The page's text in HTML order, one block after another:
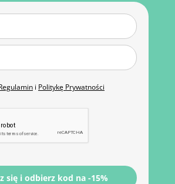
i Politykę Prywatności
się i odbierz kod na -15%